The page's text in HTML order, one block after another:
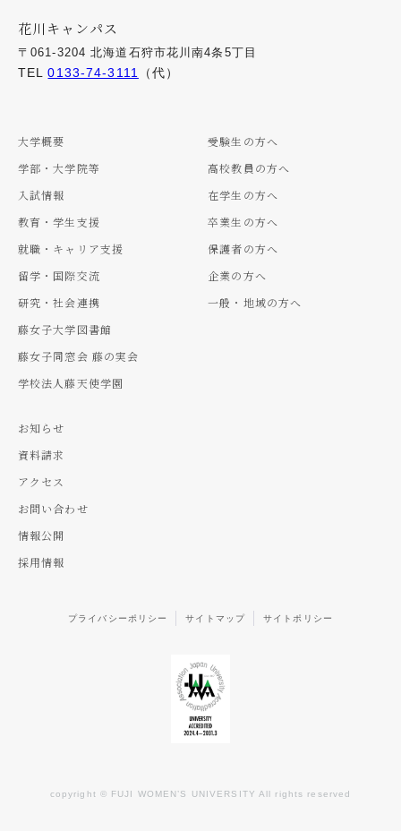
花川キャンパス
〒061-3204 北海道石狩市花川南4条5丁目
TEL0133-74-3111 （代）
大学概要
学部・大学院等
入試情報
教育・学生支援
就職・キャリア支援
留学・国際交流
研究・社会連携
藤女子大学図書館
藤女子同窓会 藤の実会
学校法人藤天使学園
受験生の方へ
高校教員の方へ
在学生の方へ
卒業生の方へ
保護者の方へ
企業の方へ
一般・地域の方へ
お知らせ
資料請求
アクセス
お問い合わせ
情報公開
採用情報
プライバシーポリシー サイトマップ サイトポリシー
copyright © FUJI WOMEN’S UNIVERSITY All rights reserved